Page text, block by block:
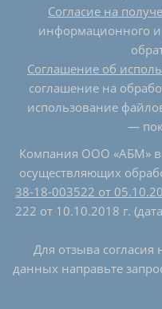
Согласие на
информационного и
Соглашение об
соглашение на
использование
—
Компания ООО «АБМ»
осуществляющих
38-18-003522 от
222 от 10.10.2018 г.
Для отзыва
данных направьте